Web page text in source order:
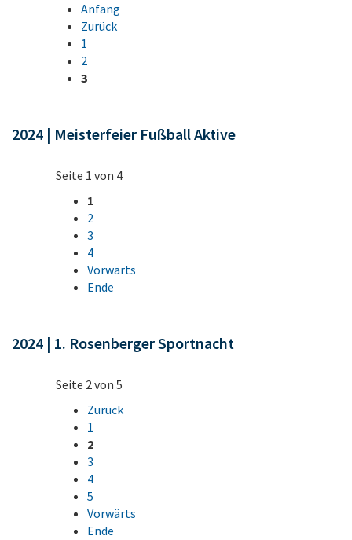
Anfang
Zurück
1
2
3
2024 | Meisterfeier Fußball Aktive
Seite 1 von 4
1
2
3
4
Vorwärts
Ende
2024 | 1. Rosenberger Sportnacht
Seite 2 von 5
Zurück
1
2
3
4
5
Vorwärts
Ende